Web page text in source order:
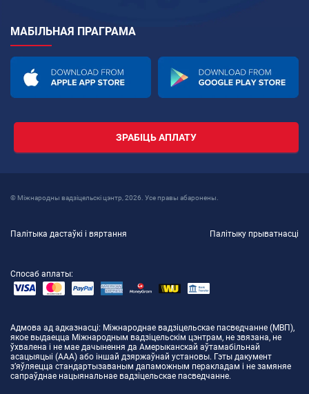
МАБІЛЬНАЯ ПРАГРАМА
ЗРАБІЦЬ АПЛАТУ
© Міжнародны вадзіцельскі цэнтр, 2026. Усе правы абаронены.
Палітыка дастаўкі і вяртання Палітыку прыватнасці
Спосаб аплаты:
Адмова ад адказнасці: Міжнароднае вадзіцельскае пасведчанне (МВП),
якое выдаецца Міжнародным вадзіцельскім цэнтрам, не звязана, не
ўхвалена і не мае дачынення да Амерыканскай аўтамабільнай
асацыяцыі (AAA) або іншай дзяржаўнай установы. Гэты дакумент
з’яўляецца стандартызаваным дапаможным перакладам і не замяняе
сапраўднае нацыянальнае вадзіцельскае пасведчанне.